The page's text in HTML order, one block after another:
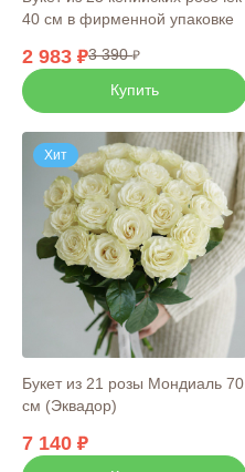
40 см в фирменной упаковке
2 983
3 390
Купить
Хит
Букет из 21 розы Мондиаль 70
см (Эквадор)
7 140